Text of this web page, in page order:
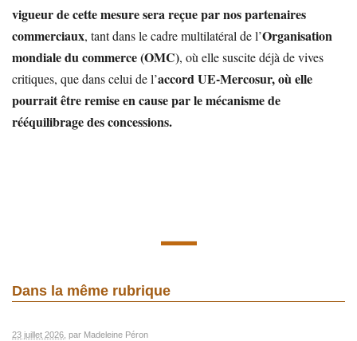
vigueur de cette mesure sera reçue par nos partenaires
commerciaux, tant dans le cadre multilatéral de l’Organisation
mondiale du commerce (OMC), où elle suscite déjà de vives
critiques, que dans celui de l’accord UE-Mercosur, où elle
pourrait être remise en cause par le mécanisme de
rééquilibrage des concessions.
Dans la même rubrique
23 juillet 2026 , par Madeleine Péron